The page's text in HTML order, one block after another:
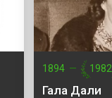
1894 — 1982
Гала Дали